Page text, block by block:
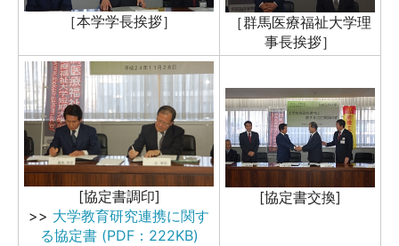
［本学学長挨拶］
［群馬医療福祉大学理
事長挨拶］
[協定書調印]
>> 大学教育研究連携に関す
る協定書 (PDF：222KB)
[協定書交換]